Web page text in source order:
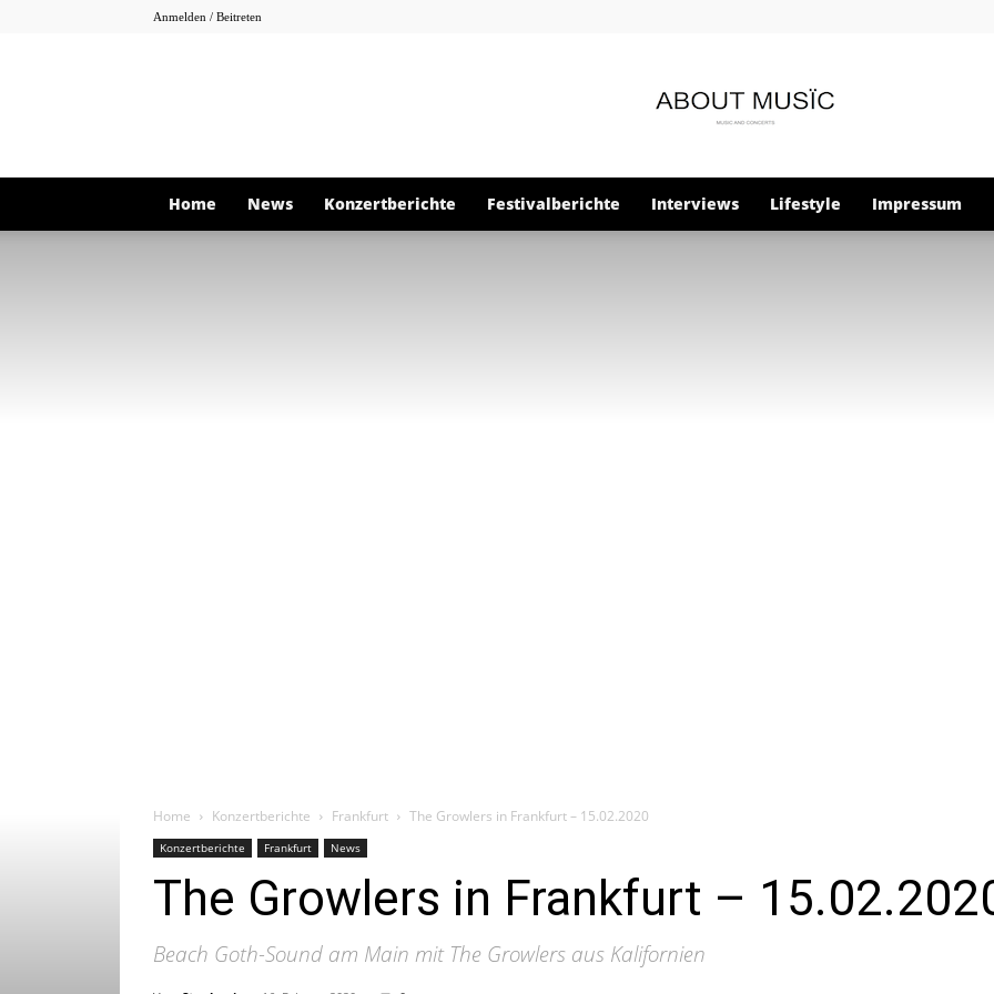
Anmelden / Beitreten
About
Home News Konzertberichte Festivalberichte Interviews Lifestyle Impressum
Home Konzertberichte Frankfurt The Growlers in Frankfurt – 15.02.2020
Konzertberichte Frankfurt News
The Growlers in Frankfurt –
Beach Goth-Sound am Main mit The Growlers aus Kalifornien